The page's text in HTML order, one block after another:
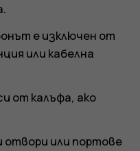
е изключен от
или кабелна
от калъфа, ако
отвори или портове